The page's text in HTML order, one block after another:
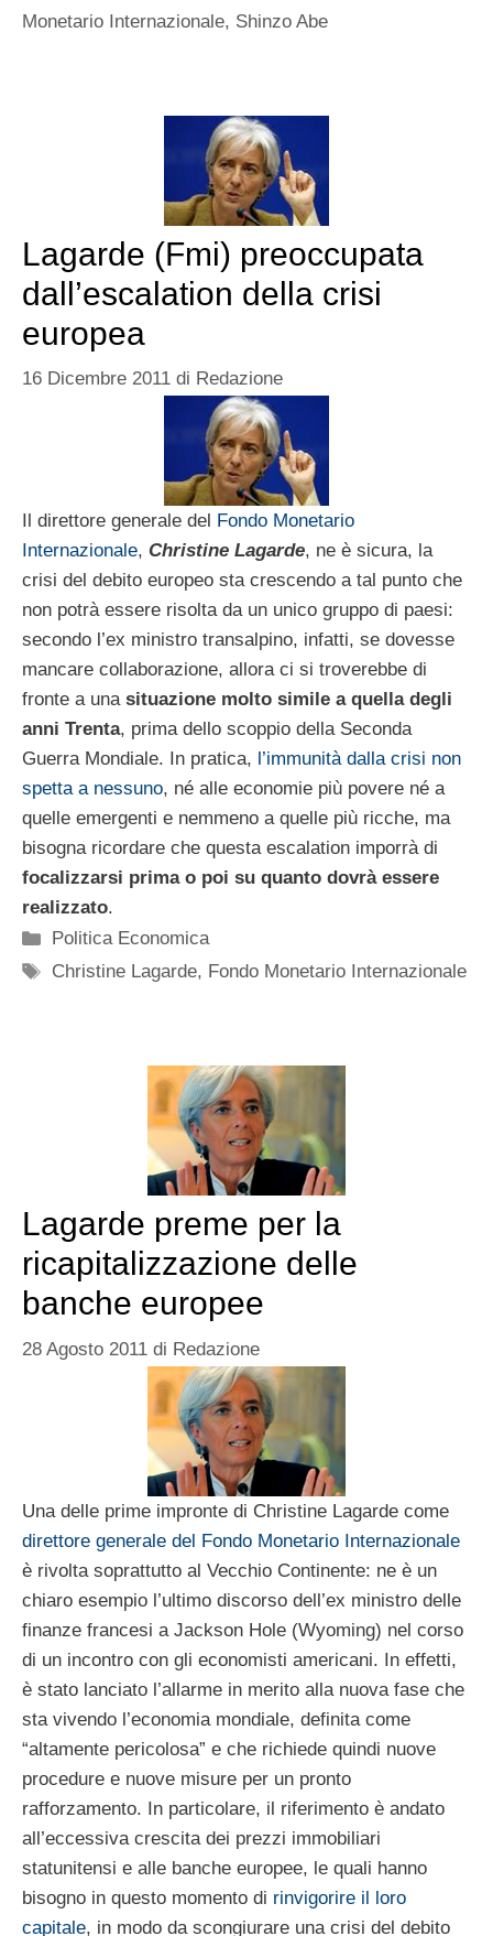
Monetario Internazionale, Shinzo Abe
Lagarde (Fmi) preoccupata
dall’escalation della crisi
europea
16 Dicembre 2011 di Redazione
Il direttore generale del
Fondo Monetario
Internazionale, Christine Lagarde, ne è sicura, la
crisi del debito europeo sta crescendo a tal punto che
non potrà essere risolta da un unico gruppo di paesi:
secondo l’ex ministro transalpino, infatti, se dovesse
mancare collaborazione, allora ci si troverebbe di
fronte a una situazione molto simile a quella degli
anni Trenta, prima dello scoppio della Seconda
Guerra Mondiale. In pratica, l’immunità dalla crisi non
spetta a nessuno, né alle economie più povere né a
quelle emergenti e nemmeno a quelle più ricche, ma
bisogna ricordare che questa escalation imporrà di
focalizzarsi prima o poi su quanto dovrà essere
realizzato.
Categorie
Politica Economica
Tag
Christine Lagarde, Fondo Monetario Internazionale
Lagarde preme per la
ricapitalizzazione delle
banche europee
28 Agosto 2011 di Redazione
Una delle prime impronte di Christine Lagarde come
direttore generale del Fondo Monetario Internazionale
è rivolta soprattutto al Vecchio Continente: ne è un
chiaro esempio l’ultimo discorso dell’ex ministro delle
finanze francesi a Jackson Hole (Wyoming) nel corso
di un incontro con gli economisti americani. In effetti,
è stato lanciato l’allarme in merito alla nuova fase che
sta vivendo l’economia mondiale, definita come
“altamente pericolosa” e che richiede quindi nuove
procedure e nuove misure per un pronto
rafforzamento. In particolare, il riferimento è andato
all’eccessiva crescita dei prezzi immobiliari
statunitensi e alle banche europee, le quali hanno
bisogno in questo momento di rinvigorire il loro
capitale, in modo da scongiurare una crisi del debito